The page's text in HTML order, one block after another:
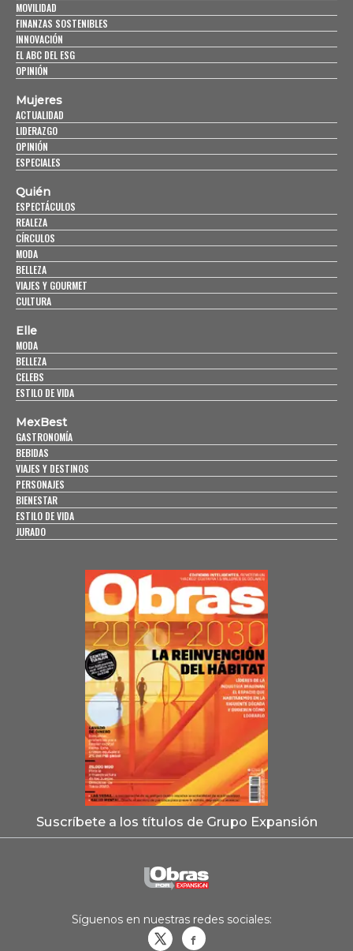
MOVILIDAD
FINANZAS SOSTENIBLES
INNOVACIÓN
EL ABC DEL ESG
OPINIÓN
Mujeres
ACTUALIDAD
LIDERAZGO
OPINIÓN
ESPECIALES
Quién
ESPECTÁCULOS
REALEZA
CÍRCULOS
MODA
BELLEZA
VIAJES Y GOURMET
CULTURA
Elle
MODA
BELLEZA
CELEBS
ESTILO DE VIDA
MexBest
GASTRONOMÍA
BEBIDAS
VIAJES Y DESTINOS
PERSONAJES
BIENESTAR
ESTILO DE VIDA
JURADO
Suscríbete a los títulos de Grupo Expansión
Síguenos en nuestras redes sociales: